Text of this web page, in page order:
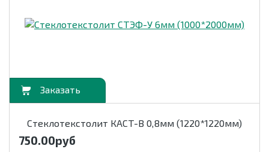
Стеклотекстолит КАСТ-В 0,8мм (1220*1220мм)
750.00руб